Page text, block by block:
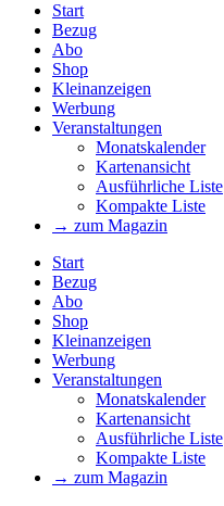
Start
Bezug
Abo
Shop
Kleinanzeigen
Werbung
Veranstaltungen
Monatskalender
Kartenansicht
Ausführliche Liste
Kompakte Liste
→ zum Magazin
Start
Bezug
Abo
Shop
Kleinanzeigen
Werbung
Veranstaltungen
Monatskalender
Kartenansicht
Ausführliche Liste
Kompakte Liste
→ zum Magazin